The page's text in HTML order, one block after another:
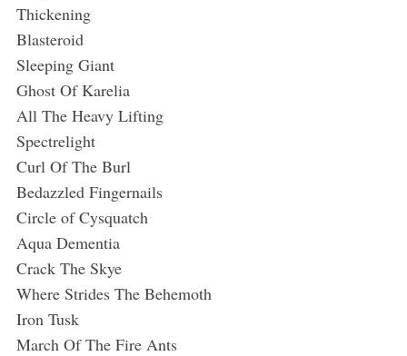
Thickening
Blasteroid
Sleeping Giant
Ghost Of Karelia
All The Heavy Lifting
Spectrelight
Curl Of The Burl
Bedazzled Fingernails
Circle of Cysquatch
Aqua Dementia
Crack The Skye
Where Strides The Behemoth
Iron Tusk
March Of The Fire Ants